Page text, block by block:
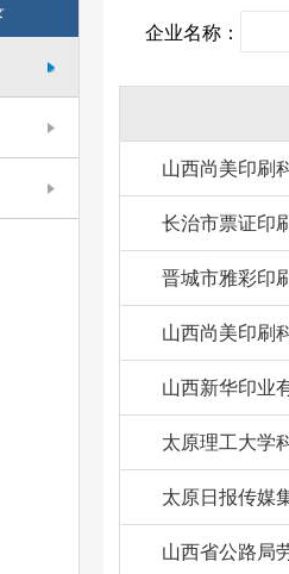
企业名称：
山西尚美印刷
长治市票证印
晋城市雅彩印
山西尚美印刷
山西新华印业
太原理工大学
太原日报传媒
山西省公路局